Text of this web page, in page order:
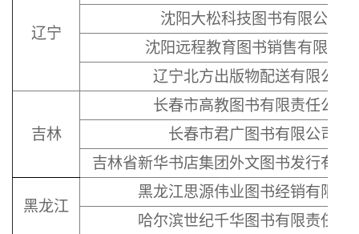
辽宁
沈阳大松科技图书有限公司
沈阳远程教育图书销售有限公司
辽宁北方出版物配送有限公司
吉林
长春市高教图书有限责任公司
长春市君广图书有限公司
吉林省新华书店集团外文图书发行有限
黑龙江
黑龙江思源伟业图书经销有限公
哈尔滨世纪千华图书有限责任公